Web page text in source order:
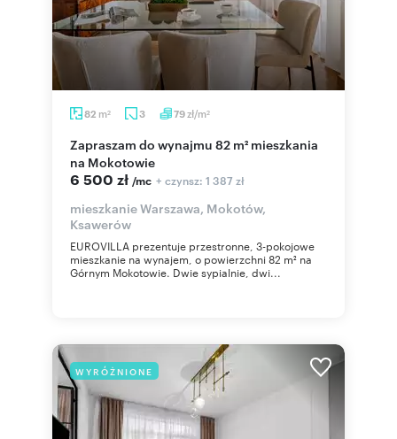
82 m2 3 79zł/m2
Zapraszam do wynajmu 82 m² mieszkania
na Mokotowie
6 500 zł /mc + czynsz: 1 387 zł
mieszkanie Warszawa, Mokotów,
Ksawerów
EUROVILLA prezentuje przestronne, 3-pokojowe
mieszkanie na wynajem, o powierzchni 82 m² na
Górnym Mokotowie. Dwie sypialnie, dwi...
WYRÓŻNIONE